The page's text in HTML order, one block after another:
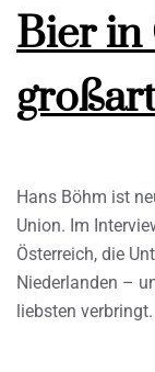
Bier in
Hans Böhm ist
Union. Im
Österreich, die
Niederlanden –
liebsten verbringt.